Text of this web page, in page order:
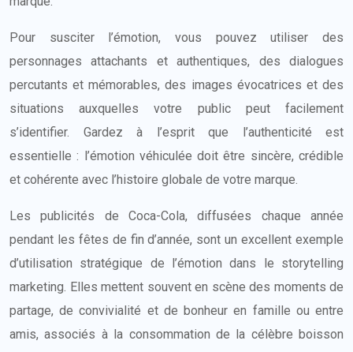
Pour susciter l’émotion, vous pouvez utiliser des
personnages attachants et authentiques, des dialogues
percutants et mémorables, des images évocatrices et des
situations auxquelles votre public peut facilement
s’identifier. Gardez à l’esprit que l’authenticité est
essentielle : l’émotion véhiculée doit être sincère, crédible
et cohérente avec l’histoire globale de votre marque.
Les publicités de Coca-Cola, diffusées chaque année
pendant les fêtes de fin d’année, sont un excellent exemple
d’utilisation stratégique de l’émotion dans le storytelling
marketing. Elles mettent souvent en scène des moments de
partage, de convivialité et de bonheur en famille ou entre
amis, associés à la consommation de la célèbre boisson